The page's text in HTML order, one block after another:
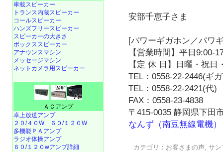
安部千恵子さま
[パワーギガホン／パワ
【営業時間】平日9:00-
【定 休 日】日曜・祝日
TEL：0558-22-2446(ギ
TEL：0558-22-2421(代)
FAX：0558-23-4838
〒415-0035 静岡県下田
なんず（南豆無線電機）
カテゴリ： お客さまの声,サン
車載スピーカー
トランス内蔵スピーカー
コールスピーカー
ハンズフリースピーカー
スピーカーの大きさ
ボックススピーカー
アナウンスマシン
メッセージマシン
ネットカメラ用スピーカー
ＡＣアンプ
卓上放送アンプ
２０/４０W
６０/１２０W
多機能ＰＡアンプ
ラジオ体操アンプ
６０/１２０wアンプ詳細